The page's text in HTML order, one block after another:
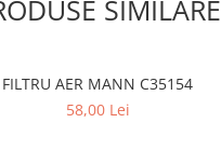
SIMILARE
FILTRU AER MANN C35154
58,00 Lei